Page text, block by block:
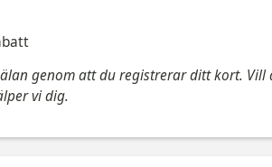
genom att du registrerar ditt kort. Vill
vi dig.